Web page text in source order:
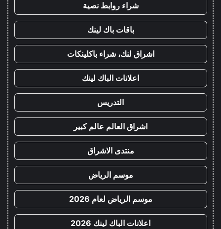
شراء روابط نصية
باقات باك لينك
اشراق لنك، شراء باكلينكات
اعلانات الباك لينك
التدريس
اشراق العالم عالم كبير
منتدى الاشراق
موسم الرياض
موسم الرياض لعام 2026
اعلانات الباك لينك 2026